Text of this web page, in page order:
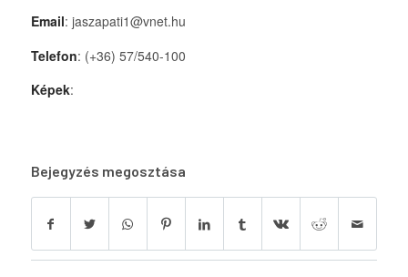
Email: jaszapati1@vnet.hu
Telefon: (+36) 57/540-100
Képek:
Bejegyzés megosztása